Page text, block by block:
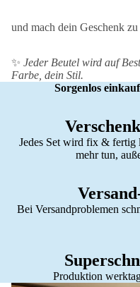
und mach dein Geschenk
✨ Jeder Beutel wird auf
Farbe, dein Stil.
Sorgenlos
Jedes Set wird fix & fertig
mehr tun,
Bei Versandproblemen
Produktion